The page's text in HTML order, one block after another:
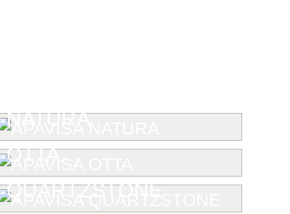
NATURA
OTTA
QUARTZSTONE